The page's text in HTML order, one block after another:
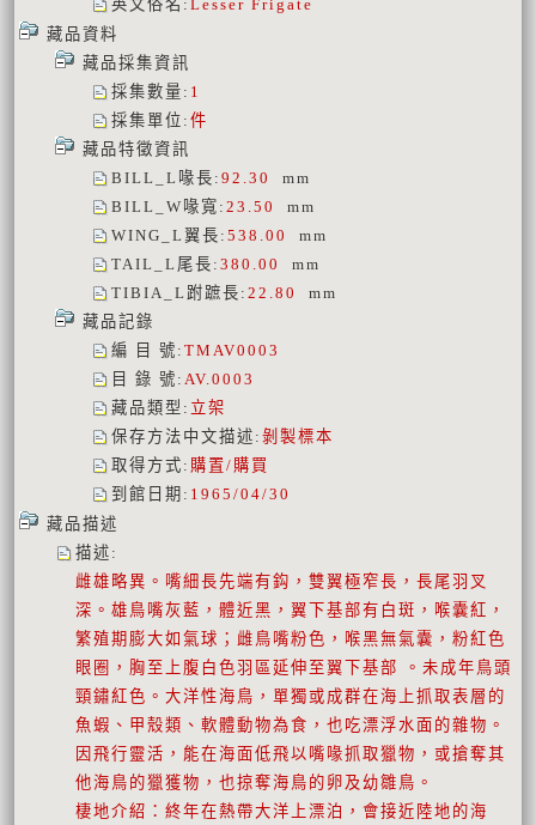
英文俗名 : Lesser Frigate
藏品資料
藏品採集資訊
採集數量 : 1
採集單位 : 件
藏品特徵資訊
BILL_L喙長 : 92.30
mm
BILL_W喙寬 : 23.50
mm
WING_L翼長 : 538.00
mm
TAIL_L尾長 : 380.00
mm
TIBIA_L跗蹠長 : 22.80
mm
藏品記錄
編 目 號 : TMAV0003
目 錄 號 : AV.0003
藏品類型 : 立架
保存方法中文描述 : 剝製標本
取得方式 : 購置/購買
到館日期 : 1965/04/30
藏品描述
描述 :
雌雄略異。嘴細長先端有鈎，雙翼極窄長，長尾羽叉
深。雄鳥嘴灰藍，體近黑，翼下基部有白斑，喉囊紅，
繁殖期膨大如氣球；雌鳥嘴粉色，喉黑無氣囊，粉紅色
眼圈，胸至上腹白色羽區延伸至翼下基部 。未成年鳥頭
頸鏽紅色。大洋性海鳥，單獨或成群在海上抓取表層的
魚蝦、甲殼類、軟體動物為食，也吃漂浮水面的雜物。
因飛行靈活，能在海面低飛以嘴喙抓取獵物，或搶奪其
他海鳥的獵獲物，也掠奪海鳥的卵及幼雛鳥。
棲地介紹：終年在熱帶大洋上漂泊，會接近陸地的海